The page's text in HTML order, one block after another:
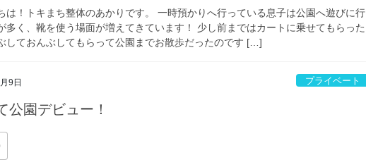
は！トキまち整体のあかりです。 一時預かりへ行っている息子は公園へ遊びに行
多く、靴を使う場面が増えてきています！ 少し前まではカートに乗せてもらった
しておんぶしてもらって公園までお散歩だったのです […]
9日 プライベート
公園デビュー！